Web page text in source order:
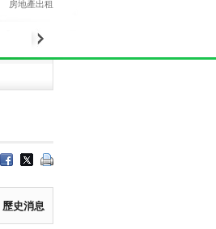
房地產出租
歷史消息